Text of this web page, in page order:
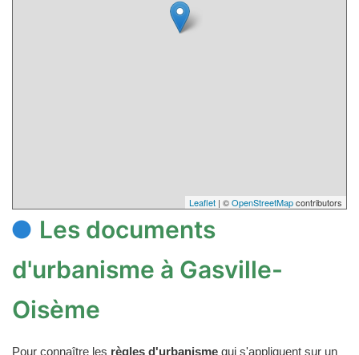
Leaflet | ©OpenStreetMapcontributors
Les documents
d'urbanisme à Gasville-
Oisème
Pour connaître les règles d'urbanisme qui s'appliquent sur un